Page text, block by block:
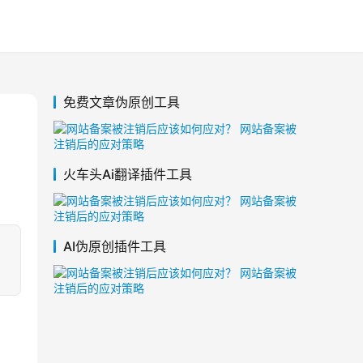
免费文章伪原创工具
火车头Ai翻译插件工具
AI伪原创插件工具